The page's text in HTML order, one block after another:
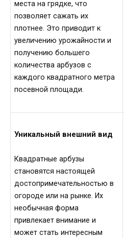
места на грядке, что
позволяет сажать их
плотнее. Это приводит к
увеличению урожайности и
получению большего
количества арбузов с
каждого квадратного метра
посевной площади.
Уникальный внешний вид
Квадратные арбузы
становятся настоящей
достопримечательностью в
огороде или на рынке. Их
необычная форма
привлекает внимание и
может стать интересным